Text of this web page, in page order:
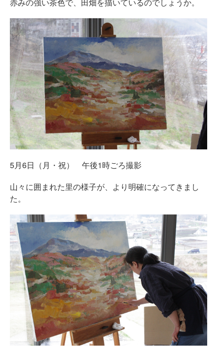
5月6日（月・祝） 午後1時ごろ撮影
山々に囲まれた里の様子が、より明確になってきまし
た。